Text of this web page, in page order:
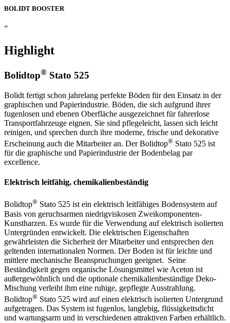
BOLIDT BOOSTER
”
Highlight
Bolidtop® Stato 525
Bolidt fertigt schon jahrelang perfekte Böden für den Einsatz in der
graphischen und Papierindustrie. Böden, die sich aufgrund ihrer
fugenlosen und ebenen Oberfläche ausgezeichnet für fahrerlose
Transportfahrzeuge eignen. Sie sind pflegeleicht, lassen sich leicht
reinigen, und sprechen durch ihre moderne, frische und dekorative
Erscheinung auch die Mitarbeiter an. Der Bolidtop® Stato 525 ist
für die graphische und Papierindustrie der Bodenbelag par
excellence.
Elektrisch leitfähig, chemikalienbeständig
Bolidtop® Stato 525 ist ein elektrisch leitfähiges Bodensystem auf
Basis von geruchsarmen niedrigviskosen Zweikomponenten-
Kunstharzen. Es wurde für die Verwendung auf elektrisch isolierten
Untergründen entwickelt. Die elektrischen Eigenschaften
gewährleisten die Sicherheit der Mitarbeiter und entsprechen den
geltenden internationalen Normen. Der Boden ist für leichte und
mittlere mechanische Beanspruchungen geeignet. Seine
Beständigkeit gegen organische Lösungsmittel wie Aceton ist
außergewöhnlich und die optionale chemikalienbeständige Deko-
Mischung verleiht ihm eine ruhige, gepflegte Ausstrahlung.
Bolidtop® Stato 525 wird auf einen elektrisch isolierten Untergrund
aufgetragen. Das System ist fugenlos, langlebig, flüssigkeitsdicht
und wartungsarm und in verschiedenen attraktiven Farben erhältlich.